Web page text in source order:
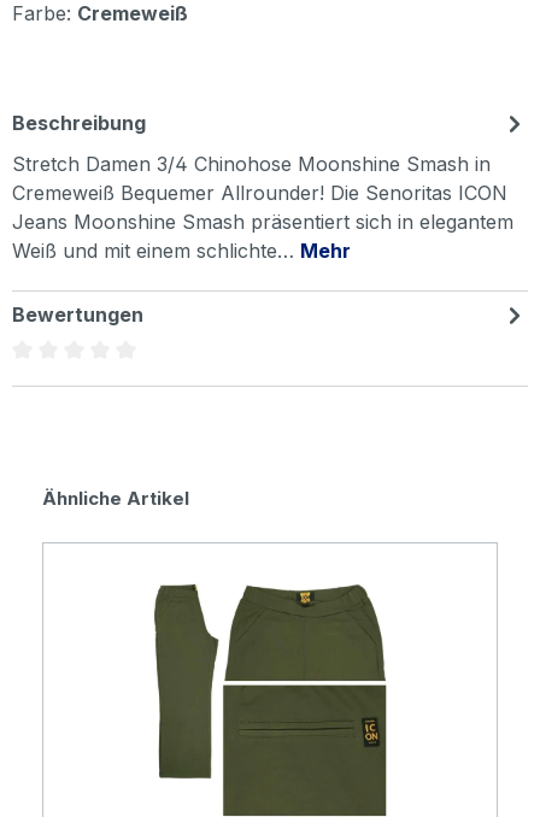
Farbe: Cremeweiß
Beschreibung
Stretch Damen 3/4 Chinohose Moonshine Smash in
Cremeweiß Bequemer Allrounder! Die Senoritas ICON
Jeans Moonshine Smash präsentiert sich in elegantem
Weiß und mit einem schlichte… Mehr
Bewertungen
Produktgalerie überspringen
Ähnliche Artikel